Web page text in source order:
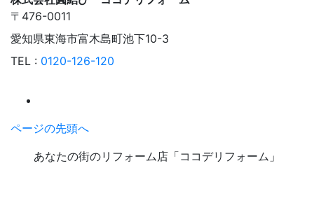
〒476-0011
愛知県東海市富木島町池下10-3
TEL : 0120-126-120
ページの先頭へ
あなたの街のリフォーム店「ココデリフォーム」